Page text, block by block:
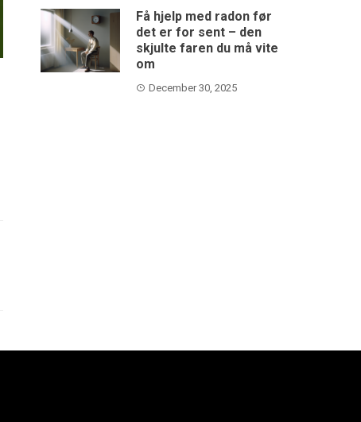
Få hjelp med radon før
det er for sent – den
skjulte faren du må vite
om
December 30, 2025